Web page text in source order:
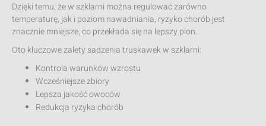
Dzięki temu, że w szklarni można regulować zarówno
temperaturę, jak i poziom nawadniania, ryzyko chorób jest
znacznie mniejsze, co przekłada się na lepszy plon.
Oto kluczowe zalety sadzenia truskawek w szklarni:
Kontrola warunków wzrostu
Wcześniejsze zbiory
Lepsza jakość owoców
Redukcja ryzyka chorób